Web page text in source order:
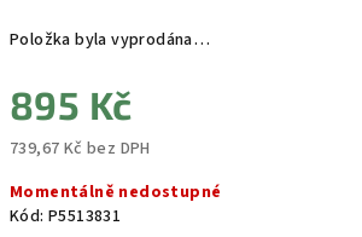
Položka byla vyprodána…
895 Kč
739,67 Kč bez DPH
cena:
Momentálně nedostupné
Kód: P5513831